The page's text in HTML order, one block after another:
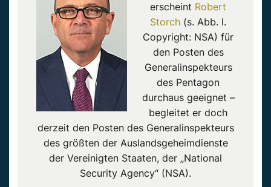
erscheint Robert
Storch (s. Abb. l.
Copyright: NSA) für
den Posten des
Generalinspekteurs
des Pentagon
durchaus geeignet –
begleitet er doch
derzeit den Posten des Generalinspekteurs
des größten der Auslandsgeheimdienste
der Vereinigten Staaten, der „National
Security Agency“ (NSA).